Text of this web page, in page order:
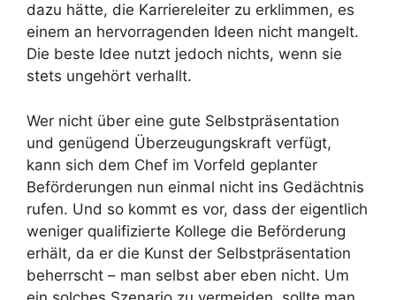
dazu hätte, die Karriereleiter zu erklimmen, es
einem an hervorragenden Ideen nicht mangelt.
Die beste Idee nutzt jedoch nichts, wenn sie
stets ungehört verhallt.
Wer nicht über eine gute Selbstpräsentation
und genügend Überzeugungskraft verfügt,
kann sich dem Chef im Vorfeld geplanter
Beförderungen nun einmal nicht ins Gedächtnis
rufen. Und so kommt es vor, dass der eigentlich
weniger qualifizierte Kollege die Beförderung
erhält, da er die Kunst der Selbstpräsentation
beherrscht – man selbst aber eben nicht. Um